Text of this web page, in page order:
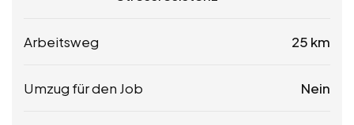
Arbeitsweg 25 km
Umzug für den Job Nein